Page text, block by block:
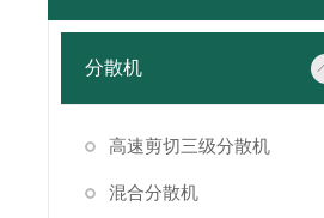
分散机
高速剪切三级分散机
混合分散机